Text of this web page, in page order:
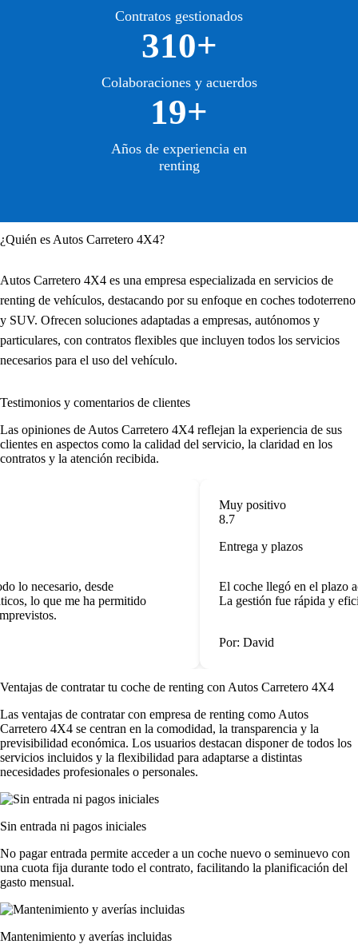
Contratos gestionados
310+
Colaboraciones y acuerdos
19+
Años de experiencia en
renting
¿Quién es Autos Carretero 4X4?
Autos Carretero 4X4 es una empresa especializada en servicios de
renting de vehículos, destacando por su enfoque en coches todoterreno
y SUV. Ofrecen soluciones adaptadas a empresas, autónomos y
particulares, con contratos flexibles que incluyen todos los servicios
necesarios para el uso del vehículo.
Testimonios y comentarios de clientes
Las opiniones de Autos Carretero 4X4 reflejan la experiencia de sus
clientes en aspectos como la calidad del servicio, la claridad en los
contratos y la atención recibida.
lo necesario, desde
lo que me ha permitido
Muy positivo
8.7
Entrega y plazos
El coche llegó en el plazo
La gestión fue rápida y
Por: David
Ventajas de contratar tu coche de renting con Autos Carretero 4X4
Las ventajas de contratar con empresa de renting como Autos
Carretero 4X4 se centran en la comodidad, la transparencia y la
previsibilidad económica. Los usuarios destacan disponer de todos los
servicios incluidos y la flexibilidad para adaptarse a distintas
necesidades profesionales o personales.
Sin entrada ni pagos iniciales
No pagar entrada permite acceder a un coche nuevo o seminuevo con
una cuota fija durante todo el contrato, facilitando la planificación del
gasto mensual.
Mantenimiento y averías incluidas